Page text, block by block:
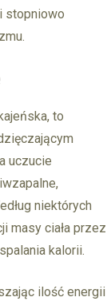
stopniowo
to
uczucie
niektórych
masy ciała przez
kalorii.
ilość energii